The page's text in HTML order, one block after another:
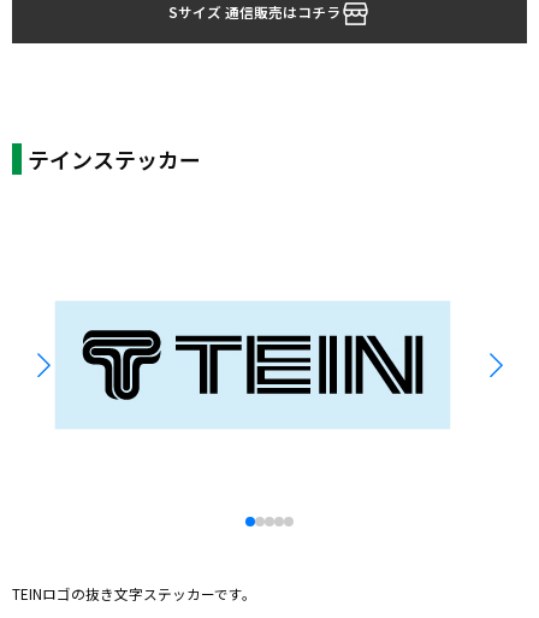
Sサイズ 通信販売はコチラ
テインステッカー
TEINロゴの抜き文字ステッカーです。